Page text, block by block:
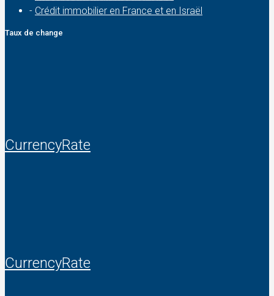
- Crédit immobilier en France et en Israël
Taux de change
CurrencyRate
CurrencyRate